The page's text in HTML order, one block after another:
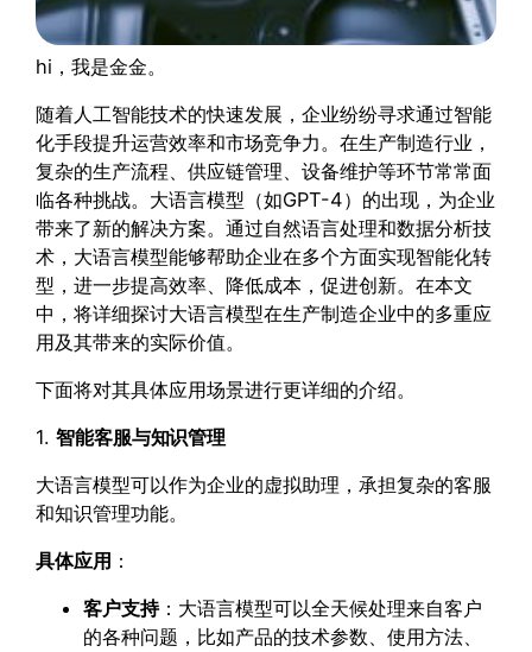
hi，我是金金。
随着人工智能技术的快速发展，企业纷纷寻求通过智能
化手段提升运营效率和市场竞争力。在生产制造行业，
复杂的生产流程、供应链管理、设备维护等环节常常面
临各种挑战。大语言模型（如GPT-4）的出现，为企业
带来了新的解决方案。通过自然语言处理和数据分析技
术，大语言模型能够帮助企业在多个方面实现智能化转
型，进一步提高效率、降低成本，促进创新。在本文
中，将详细探讨大语言模型在生产制造企业中的多重应
用及其带来的实际价值。
下面将对其具体应用场景进行更详细的介绍。
1.智能客服与知识管理
大语言模型可以作为企业的虚拟助理，承担复杂的客服
和知识管理功能。
具体应用 ：
客户支持：大语言模型可以全天候处理来自客户
的各种问题，比如产品的技术参数、使用方法、